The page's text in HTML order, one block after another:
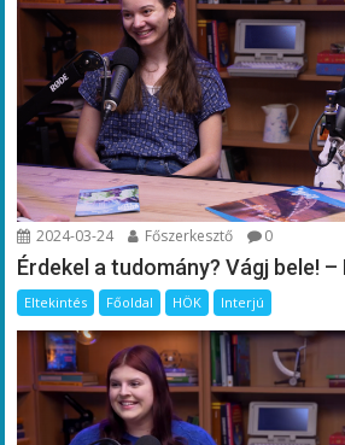
2024-03-24 Főszerkesztő 0
Érdekel a tudomány? Vágj bele!
Eltekintés Főoldal HÖK Interjú